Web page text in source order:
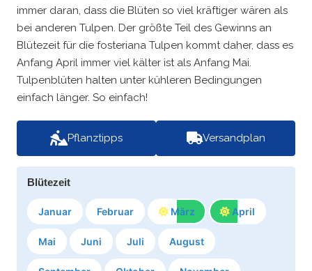
immer daran, dass die Blüten so viel kräftiger wären als
bei anderen Tulpen. Der größte Teil des Gewinns an
Blütezeit für die fosteriana Tulpen kommt daher, dass es
Anfang April immer viel kälter ist als Anfang Mai.
Tulpenblüten halten unter kühleren Bedingungen
einfach länger. So einfach!
Pflanztipps Versandplan
Blütezeit
Januar Februar März April
Mai Juni Juli August